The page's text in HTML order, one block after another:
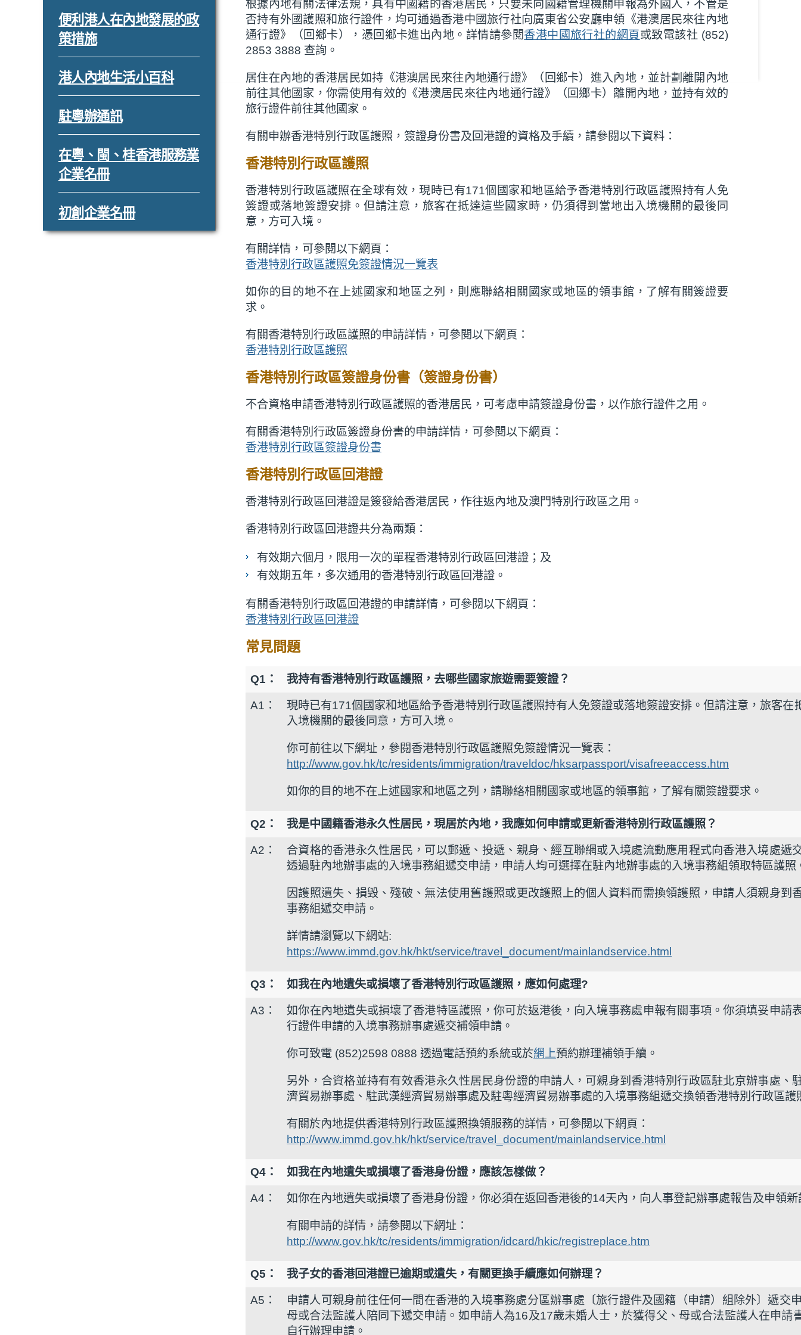
2
打
開
3
便利港人在內地發展的政
策措施
打
開
4
港人內地生活小百科
打
開
5
駐粵辦通訊
打
開
6
在粵、閩、桂香港服務業
企業名冊
打
開
初創企業名冊
根據內地有關法律法規，具有中國籍的香港居民，只要未向國籍管理機關申報為外國人，不管是
否持有外國護照和旅行證件，均可通過香港中國旅行社向廣東省公安廳申領《港澳居民來往內地
通行證》（回鄉卡），憑回鄉卡進出內地。詳情請參閱香港中國旅行社的網頁 或致電該社 (852)
2853 3888 查詢。
居住在內地的香港居民如持《港澳居民來往內地通行證》（回鄉卡）進入內地，並計劃離開內地
前往其他國家，你需使用有效的《港澳居民來往內地通行證》（回鄉卡）離開內地，並持有效的
旅行證件前往其他國家。
有關申辦香港特別行政區護照，簽證身份書及回港證的資格及手續，請參閱以下資料：
香港特別行政區護照
香港特別行政區護照在全球有效，現時已有171個國家和地區給予香港特別行政區護照持有人免
簽證或落地簽證安排。但請注意，旅客在抵達這些國家時，仍須得到當地出入境機關的最後同
意，方可入境。
有關詳情，可參閱以下網頁：
香港特別行政區護照免簽證情況一覽表
如你的目的地不在上述國家和地區之列，則應聯絡相關國家或地區的領事館，了解有關簽證要
求。
有關香港特別行政區護照的申請詳情，可參閱以下網頁：
香港特別行政區護照
香港特別行政區簽證身份書（簽證身份書）
不合資格申請香港特別行政區護照的香港居民，可考慮申請簽證身份書，以作旅行證件之用。
有關香港特別行政區簽證身份書的申請詳情，可參閱以下網頁：
香港特別行政區簽證身份書
香港特別行政區回港證
香港特別行政區回港證是簽發給香港居民，作往返內地及澳門特別行政區之用。
香港特別行政區回港證共分為兩類：
有效期六個月，限用一次的單程香港特別行政區回港證；及
有效期五年，多次通用的香港特別行政區回港證。
有關香港特別行政區回港證的申請詳情，可參閱以下網頁：
香港特別行政區回港證
常見問題
Q1： 我持有香港特別行政區護照，去哪些國家旅遊需要簽證？
A1：
現時已有171個國家和地區給予香港特別行政區護照持有人免簽證或落地簽證安排。但請注意，旅客在
入境機關的最後同意，方可入境。
你可前往以下網址，參閱香港特別行政區護照免簽證情況一覽表：
http://www.gov.hk/tc/residents/immigration/traveldoc/hksarpassport/visafreeaccess.htm
如你的目的地不在上述國家和地區之列，請聯絡相關國家或地區的領事館，了解有關簽證要求。
Q2： 我是中國籍香港永久性居民，現居於內地，我應如何申請或更新香港特別行政區護照？
A2：
合資格的香港永久性居民，可以郵遞、投遞、親身、經互聯網或入境處流動應用程式向香港入境處遞
透過駐內地辦事處的入境事務組遞交申請，申請人均可選擇在駐內地辦事處的入境事務組領取特區護照
因護照遺失、損毁、殘破、無法使用舊護照或更改護照上的個人資料而需換領護照，申請人須親身到
事務組遞交申請。
詳情請瀏覽以下網站:
https://www.immd.gov.hk/hkt/service/travel_document/mainlandservice.html
Q3： 如我在內地遺失或損壞了香港特別行政區護照，應如何處理?
A3：
如你在內地遺失或損壞了香港特區護照，你可於返港後，向入境事務處申報有關事項。你須填妥申請
行證件申請的入境事務辦事處遞交補領申請。
你可致電 (852)2598 0888 透過電話預約系統或於網上預約辦理補領手續。
另外，合資格並持有有效香港永久性居民身份證的申請人，可親身到香港特別行政區駐北京辦事處、
濟貿易辦事處、駐武漢經濟貿易辦事處及駐粵經濟貿易辦事處的入境事務組遞交換領香港特別行政區護
有關於內地提供香港特別行政區護照換領服務的詳情，可參閱以下網頁：
http://www.immd.gov.hk/hkt/service/travel_document/mainlandservice.html
Q4： 如我在內地遺失或損壞了香港身份證，應該怎樣做？
A4： 如你在內地遺失或損壞了香港身份證，你必須在返回香港後的14天內，向人事登記辦事處報告及申領新
有關申請的詳情，請參閱以下網址：
http://www.gov.hk/tc/residents/immigration/idcard/hkic/registreplace.htm
Q5： 我子女的香港回港證已逾期或遺失，有關更換手續應如何辦理？
A5：
申請人可親身前往任何一間在香港的入境事務處分區辦事處〔旅行證件及國籍（申請）組除外〕遞交
母或合法監護人陪同下遞交申請。如申請人為16及17歲未婚人士，於獲得父、母或合法監護人在申請
自行辦理申請。